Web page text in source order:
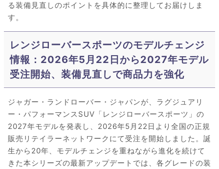
る装備見直しのポイントを具体的に整理してお届けしま
す。
レンジローバースポーツのモデルチェンジ
情報：2026年5月22日から2027年モデル
受注開始、装備見直しで商品力を強化
ジャガー・ランドローバー・ジャパンが、ラグジュアリ
ー・パフォーマンスSUV「レンジローバースポーツ」の
2027年モデルを発表し、2026年5月22日より全国の正規
販売リテイラーネットワークにて受注を開始しました。誕
生から20年、モデルチェンジを重ねながら進化を続けて
きた本シリーズの最新アップデートでは、各グレードの装